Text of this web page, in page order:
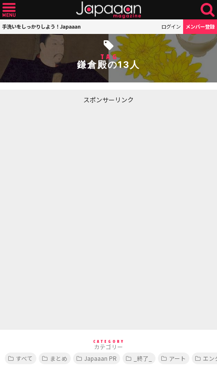
手洗いをしっかりしよう！Japaaan ログイン メンバー登録
TAG
鎌倉殿の13人
スポンサーリンク
CATEGORY
カテゴリー
すべて
まとめ Japaaan PR _終了_ アート エン